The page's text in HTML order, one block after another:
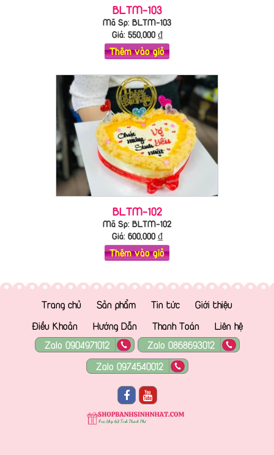
BLTM-103
Mã Sp: BLTM-103
Giá: 550,000₫
Thêm vào giỏ
BLTM-102
Mã Sp: BLTM-102
Giá: 600,000₫
Thêm vào giỏ
Trang chủ Sản phẩm Tin tức
Giới thiệu
Điều Khoản
Hướng Dẫn Thanh Toán
Liên hệ
Zalo 0904971012
Zalo 0868693012
Zalo 0974540012